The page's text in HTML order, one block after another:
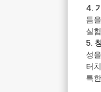
듬
실
성
터
특